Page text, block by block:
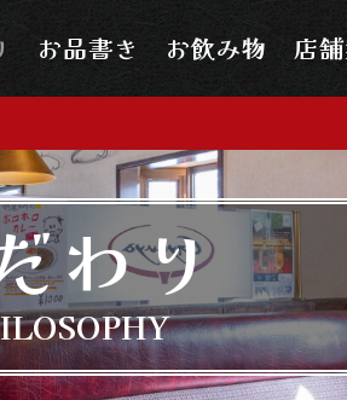
お品書き お飲み物 店
わり